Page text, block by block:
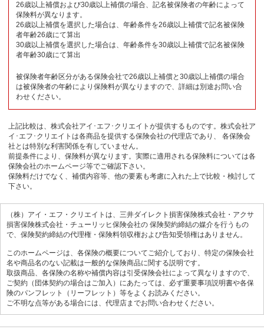
26歳以上補償および30歳以上補償の場合、記名被保険者の年齢によって
保険料が異なります。
26歳以上補償を選択した場合は、年齢条件を26歳以上補償で記名被保険
者年齢26歳にて算出
30歳以上補償を選択した場合は、年齢条件を30歳以上補償で記名被保険
者年齢30歳にて算出
被保険者年齢区分がある保険会社で26歳以上補償と30歳以上補償の場合
は被保険者の年齢により保険料が異なりますので、詳細は別途お問い合
わせください。
上記比較は、株式会社アイ･エフ･クリエイトが提供するものです。株式会社ア
イ･エフ･クリエイトは各商品を提供する保険会社の代理店であり、 各保険会
社とは特別な利害関係を有していません。
前提条件により、保険料が異なります。実際に適用される保険料については各
保険会社のホームページ等でご確認下さい。
保険料だけでなく、補償内容等、他の要素も考慮に入れた上で比較・検討して
下さい。
（株）アイ・エフ・クリエイトは、三井ダイレクト損害保険株式会社・アクサ
損害保険株式会社・チューリッヒ保険会社の 保険契約締結の媒介を行うもの
で、保険契約締結の代理権・保険料領収権および告知受領権はありません。
このホームページは、各保険の概要についてご紹介しており、特定の保険会社
名や商品名のない記載は一般的な保険商品に関する説明です。
取扱商品、各保険の名称や補償内容は引受保険会社によって異なりますので、
ご契約（団体契約の場合はご加入）にあたっては、必ず重要事項説明書や各保
険のパンフレット（リーフレット）等をよくお読みください。
ご不明な点等がある場合には、代理店までお問い合わせください。